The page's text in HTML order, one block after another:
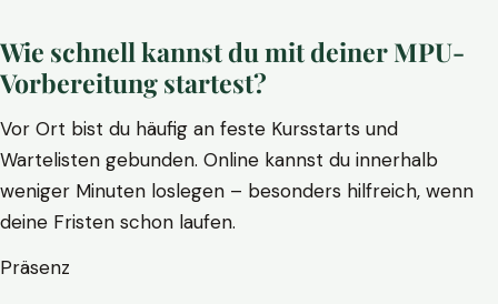
Wie schnell kannst du mit deiner MPU-
Vorbereitung startest?
Vor Ort bist du häufig an feste Kursstarts und
Wartelisten gebunden. Online kannst du innerhalb
weniger Minuten loslegen – besonders hilfreich, wenn
deine Fristen schon laufen.
Präsenz